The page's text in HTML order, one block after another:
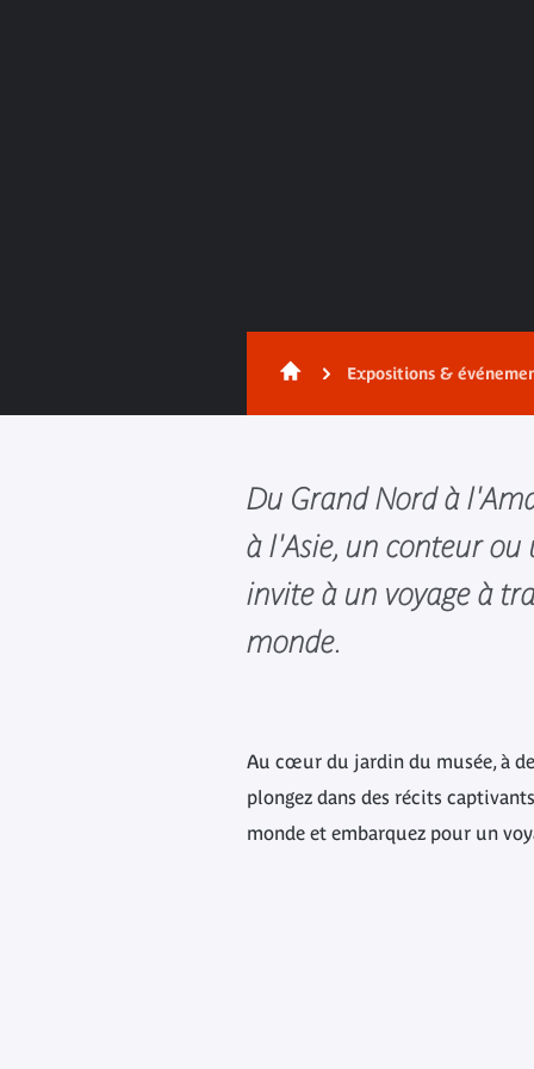
Expositions &
Du Grand Nord à
à l'Asie, un conteur ou
invite à un voyage à
monde.
Au cœur du jardin du musée, à
plongez dans des récits
monde et embarquez pour un